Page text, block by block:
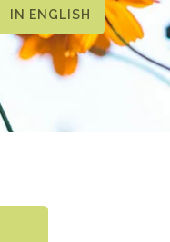
IN ENGLISH